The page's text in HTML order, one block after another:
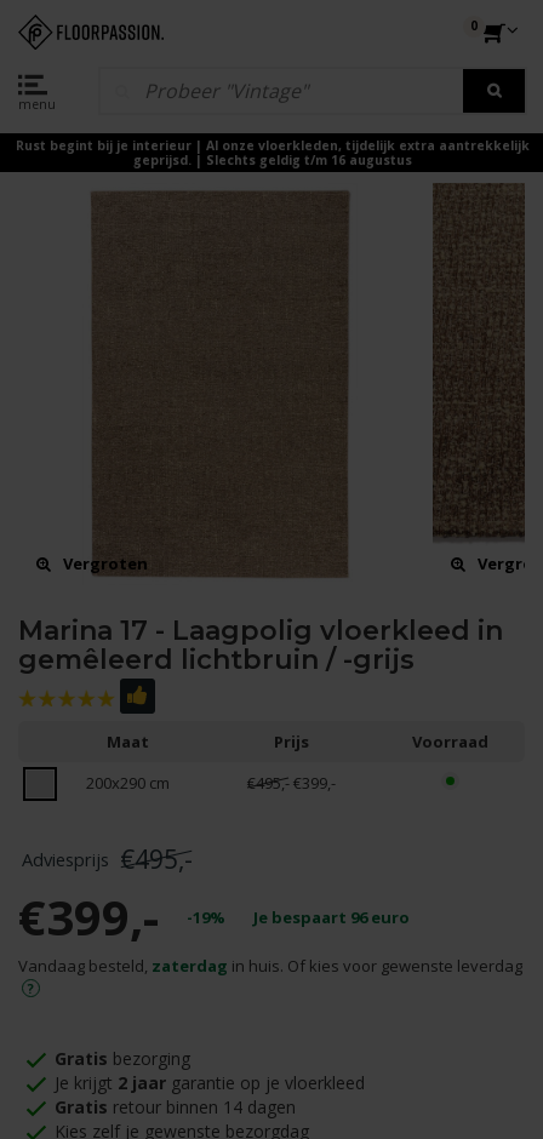
menu
0
Rust begint bij je interieur | Al onze vloerkleden, tijdelijk extra aantrekkelijk
geprijsd. | Slechts geldig t/m 16 augustus
Vergroten
Marina 17 - Laagpolig vloerkleed in
gemêleerd lichtbruin / -grijs
Maat Prijs
Voorraad
200x290 cm
€495,-€399,-
€495,-
€399,- -19% Je bespaart 96euro
Vandaag besteld, zaterdag in huis. Of kies voor gewenste leverdag
Gratis bezorging
Je krijgt 2 jaar garantie op je vloerkleed
Gratis retour binnen 14 dagen
Kies zelf je gewenste bezorgdag